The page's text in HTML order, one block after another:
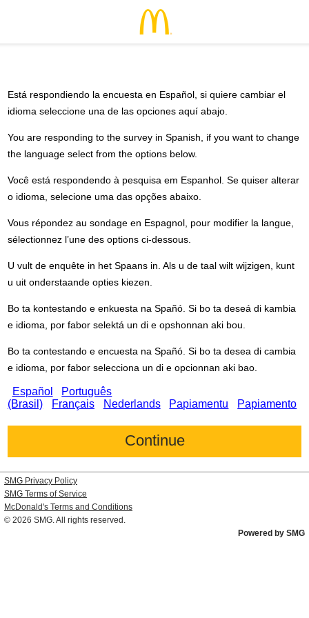
Está respondiendo la encuesta en Español, si quiere cambiar el
idioma seleccione una de las opciones aquí abajo.
You are responding to the survey in Spanish, if you want to change
the language select from the options below.
Você está respondendo à pesquisa em Espanhol. Se quiser alterar
o idioma, selecione uma das opções abaixo.
Vous répondez au sondage en Espagnol, pour modifier la langue,
sélectionnez l’une des options ci-dessous.
U vult de enquête in het Spaans in. Als u de taal wilt wijzigen, kunt
u uit onderstaande opties kiezen.
Bo ta kontestando e enkuesta na Spañó. Si bo ta deseá di kambia
e idioma, por fabor selektá un di e opshonnan aki bou.
Bo ta contestando e encuesta na Spañó. Si bo ta desea di cambia
e idioma, por fabor selecciona un di e opcionnan aki bao.
Español
Português
(Brasil)
Français Nederlands Papiamentu Papiamento
SMG Privacy Policy
SMG Terms of Service
McDonald's Terms and Conditions
© 2026 SMG . All rights reserved.
Powered by SMG